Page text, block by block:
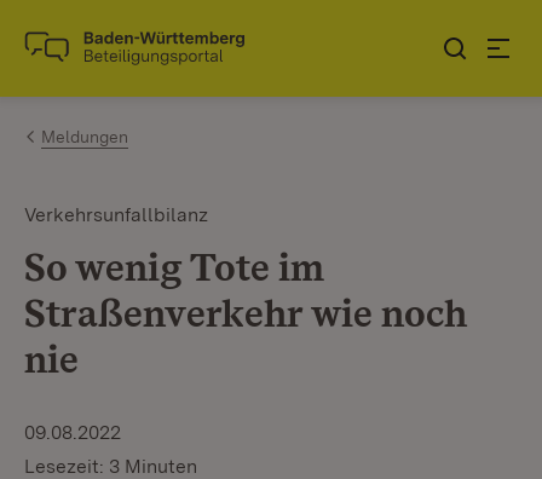
Zum Inhalt springen
Link zur Startseite
Meldungen
Verkehrsunfallbilanz
So wenig Tote im
Straßenverkehr wie noch
nie
09.08.2022
Lesezeit: 3 Minuten